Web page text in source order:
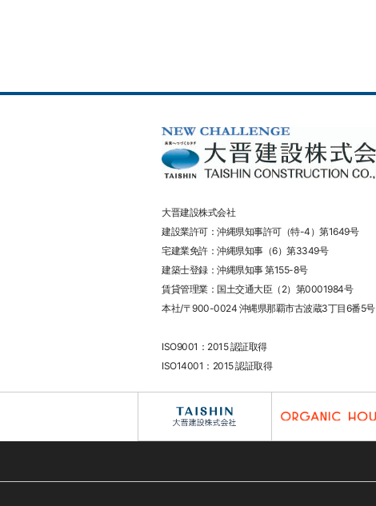
大晋建設株式会社
建設業許可：沖縄県知事許可（特-4）第1649号
宅建業免許：沖縄県知事（6）第3349号
建築士登録：沖縄県知事 第155-8号
賃貸管理業：国土交通大臣（2）第0001984号
本社/〒900-0024 沖縄県那覇市古波蔵3丁目6番5号
ISO9001：2015 認証取得
ISO14001：2015 認証取得